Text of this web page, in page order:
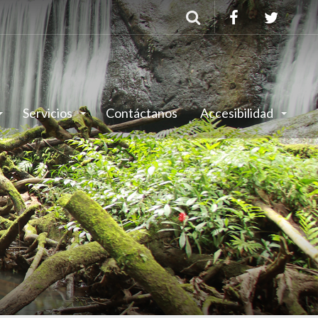
Buscar
Servicios Contáctanos Accesibilidad